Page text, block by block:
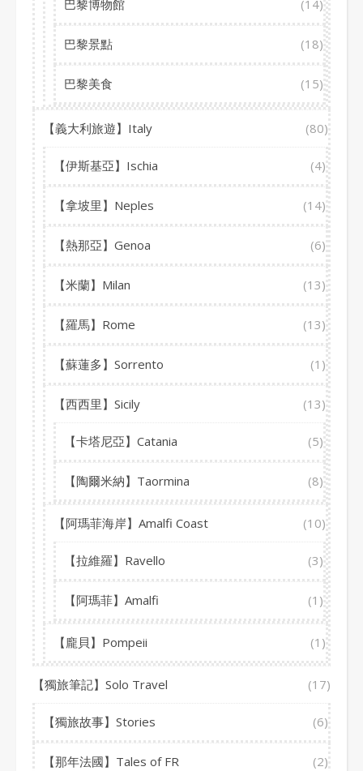
巴黎博物館 (14)
巴黎景點 (18)
巴黎美食 (15)
【義大利旅遊】Italy (80)
【伊斯基亞】Ischia (4)
【拿坡里】Neples (14)
【熱那亞】Genoa (6)
【米蘭】Milan (13)
【羅馬】Rome (13)
【蘇蓮多】Sorrento (1)
【西西里】Sicily (13)
【卡塔尼亞】Catania (5)
【陶爾米納】Taormina (8)
【阿瑪菲海岸】Amalfi Coast (10)
【拉維羅】Ravello (3)
【阿瑪菲】Amalfi (1)
【龐貝】Pompeii (1)
【獨旅筆記】Solo Travel (17)
【獨旅故事】Stories (6)
【那年法國】Tales of FR (2)